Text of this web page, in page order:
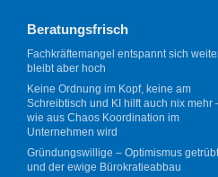
Beratungsfrisch
Fachkräftemangel entspannt sich
bleibt aber hoch
Keine Ordnung im Kopf, keine am
Schreibtisch und KI hilft auch nix mehr
wie aus Chaos Koordination im
Unternehmen wird
Gründungswillige – Optimismus getrübt
und der ewige Bürokratieabbau